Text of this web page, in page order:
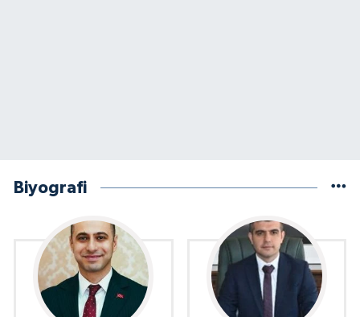
Biyografi